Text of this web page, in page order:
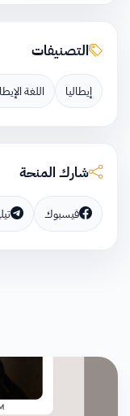
التصنيفات
إيطاليا اللغة
شارك المنحة
فيسبوك